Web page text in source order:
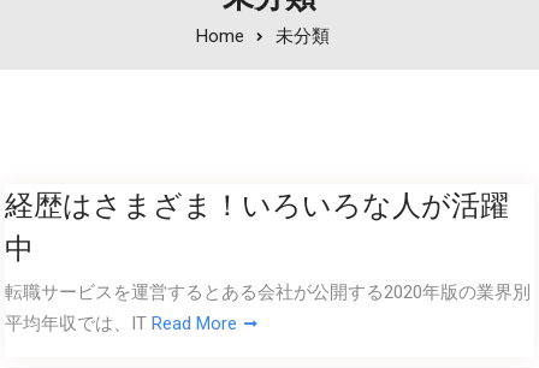
Home 未分類
経歴はさまざま！いろいろな人が活躍
中
転職サービスを運営するとある会社が公開する2020年版の業界別
平均年収では、IT Read More